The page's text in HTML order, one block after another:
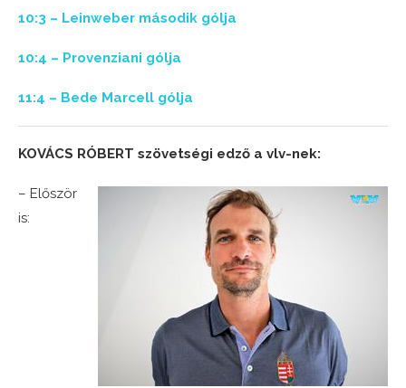
10:3 – Leinweber második gólja
10:4 – Provenziani gólja
11:4 – Bede Marcell gólja
KOVÁCS RÓBERT szövetségi edző a vlv-nek:
– Először
is: